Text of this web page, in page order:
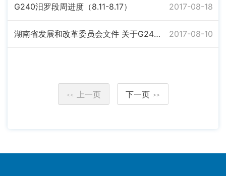
G240汨罗段周进度（8.11-8.17） 2017-08-18
湖南省发展和改革委员会文件 关于G240线岳阳县城至湘阴公路工程可行性研究报告的批复 2017-08-10
<< 上一页 下一页 >>